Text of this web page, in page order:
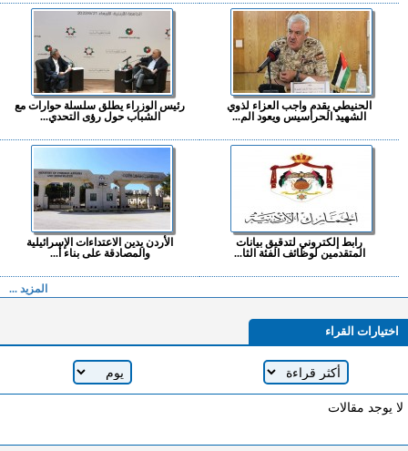
الحنيطي يقدم واجب العزاء لذوي
الشهيد الحراسيس ويعود الم...
رئيس الوزراء يطلق سلسلة حوارات مع
الشباب حول رؤى التحدي...
رابط إلكتروني لتدقيق بيانات
المتقدمين لوظائف الفئة الثا...
الأردن يدين الاعتداءات الإسرائيلية
والمصادقة على بناء أ...
المزيد ...
اختيارات القراء
لا يوجد مقالات